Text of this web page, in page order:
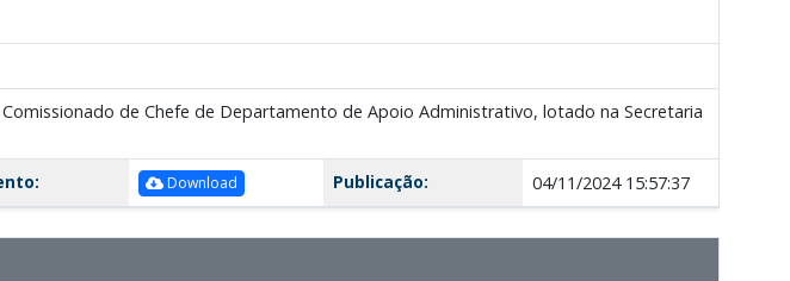
Comissionado de Chefe de Departamento de Apoio Administrativo, lotado na Secretaria
Download Publicação: 04/11/2024 15:57:37